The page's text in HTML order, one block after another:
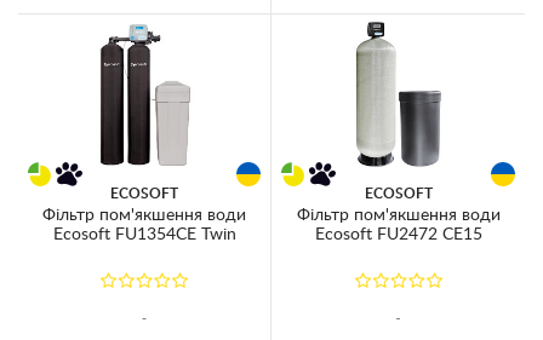
ECOSOFT
Фільтр пом'якшення води
Ecosoft FU1354CE Twin
ECOSOFT
Фільтр пом'якшення води
Ecosoft FU2472 CE15